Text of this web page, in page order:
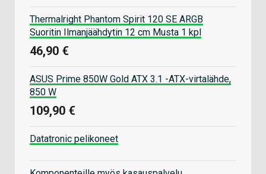
Thermalright Phantom Spirit 120 SE ARGB
Suoritin Ilmanjäähdytin 12 cm Musta 1 kpl
46,90 €
ASUS Prime 850W Gold ATX 3.1 -ATX-virtalähde,
850 W
109,90 €
Datatronic pelikoneet